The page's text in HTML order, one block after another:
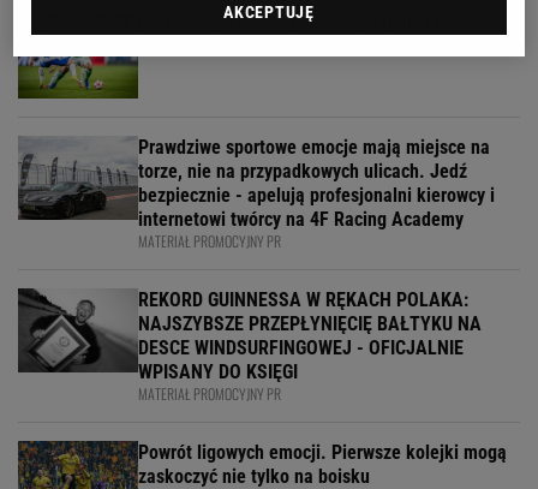
Lechia odbiła się od dna. Oto tabela I ligi po
Prawdziwe sportowe emocje mają miejsce na
torze, nie na przypadkowych ulicach. Jedź
bezpiecznie - apelują profesjonalni kierowcy i
internetowi twórcy na 4F Racing Academy
MATERIAŁ PROMOCYJNY PR
REKORD GUINNESSA W RĘKACH POLAKA:
NAJSZYBSZE PRZEPŁYNIĘCIĘ BAŁTYKU NA
DESCE WINDSURFINGOWEJ - OFICJALNIE
WPISANY DO KSIĘGI
MATERIAŁ PROMOCYJNY PR
Powrót ligowych emocji. Pierwsze kolejki mogą
zaskoczyć nie tylko na boisku
AKCEPTUJĘ